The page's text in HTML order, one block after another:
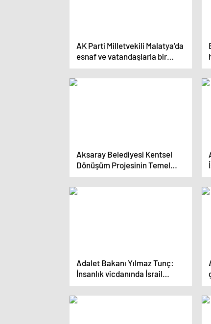
AK Parti Milletvekili Malatya’da
esnaf ve vatandaşlarla bir
araya geldi
Aksaray Belediyesi Kentsel
Dönüşüm Projesinin Temel
Atma Töreni Gerçekleştirildi
Adalet Bakanı Yılmaz Tunç:
İnsanlık vicdanında İsrail
mahkumdur